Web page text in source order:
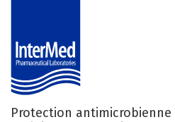
Protection